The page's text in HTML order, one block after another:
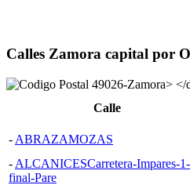
Calles Zamora capital por
Calle
- ABRAZAMOZAS
- ALCANICESCarretera-Impares-
final-Pare